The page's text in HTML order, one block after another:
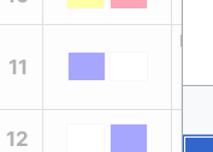
11
12